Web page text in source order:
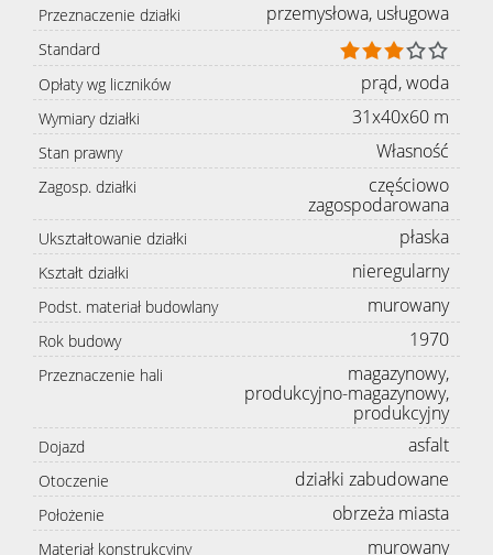
Przeznaczenie działki przemysłowa, usługowa
Standard
Opłaty wg liczników
prąd, woda
Wymiary działki 31x40x60 m
Stan prawny Własność
Zagosp. działki
częściowo
zagospodarowana
Ukształtowanie działki płaska
Kształt działki nieregularny
Podst. materiał budowlany murowany
Rok budowy 1970
Przeznaczenie hali
magazynowy,
produkcyjno-magazynowy,
produkcyjny
Dojazd asfalt
Otoczenie działki zabudowane
Położenie obrzeża miasta
Materiał konstrukcyjny murowany